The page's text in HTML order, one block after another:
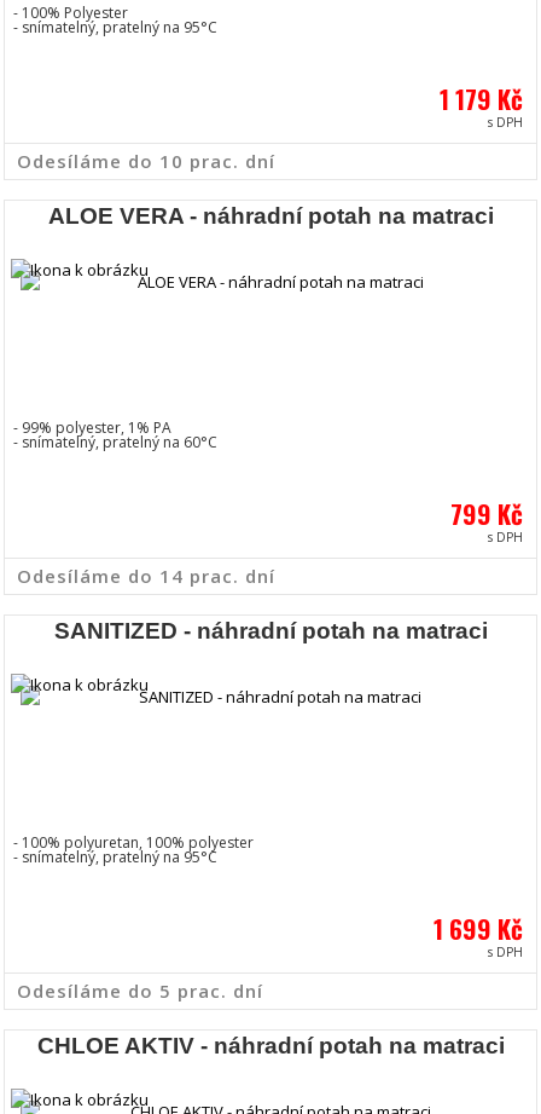
- 100% Polyester
- snímatelný, pratelný na 95°C
1 179 Kč
s DPH
Odesíláme do 10 prac. dní
ALOE VERA - náhradní potah na matraci
- 99% polyester, 1% PA
- snímatelný, pratelný na 60°C
799 Kč
s DPH
Odesíláme do 14 prac. dní
SANITIZED - náhradní potah na matraci
- 100% polyuretan, 100% polyester
- snímatelný, pratelný na 95°C
1 699 Kč
s DPH
Odesíláme do 5 prac. dní
CHLOE AKTIV - náhradní potah na matraci